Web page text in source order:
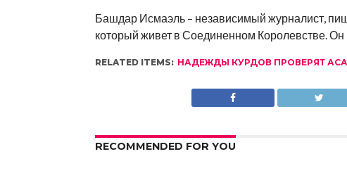
Башдар Исмаэль – независимый журналист,
который живет в Соединенном Королевстве.
RELATED ITEMS: НАДЕЖДЫ КУРДОВ ПРОВЕРЯТ
RECOMMENDED FOR YOU